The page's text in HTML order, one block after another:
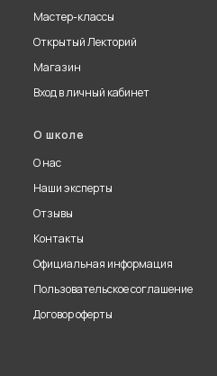
Мастер-классы
Открытый Лекторий
Магазин
Вход в личный кабинет
О школе
О нас
Наши эксперты
Отзывы
Контакты
Официальная информация
Пользовательское соглашение
Договор оферты